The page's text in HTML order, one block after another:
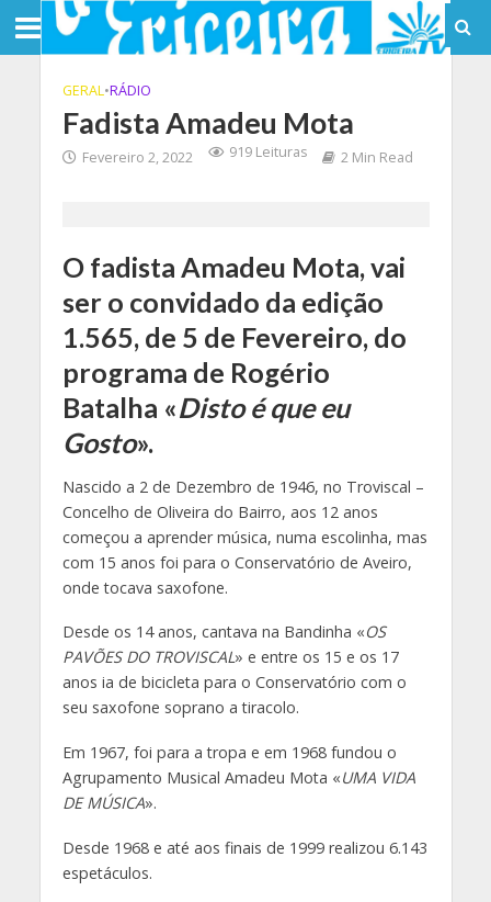
GERAL•RÁDIO
Fadista Amadeu Mota
Fevereiro 2, 2022 919 Leituras 2 Min Read
O fadista Amadeu Mota, vai
ser o convidado da edição
1.565, de 5 de Fevereiro, do
programa de Rogério
Batalha «Disto é que eu
Gosto».
Nascido a 2 de Dezembro de 1946, no Troviscal –
Concelho de Oliveira do Bairro, aos 12 anos
começou a aprender música, numa escolinha, mas
com 15 anos foi para o Conservatório de Aveiro,
onde tocava saxofone.
Desde os 14 anos, cantava na Bandinha «OS
PAVÕES DO TROVISCAL» e entre os 15 e os 17
anos ia de bicicleta para o Conservatório com o
seu saxofone soprano a tiracolo.
Em 1967, foi para a tropa e em 1968 fundou o
Agrupamento Musical Amadeu Mota «UMA VIDA
DE MÚSICA».
Desde 1968 e até aos finais de 1999 realizou 6.143
espetáculos.